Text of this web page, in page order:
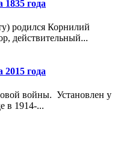
1835 года
родился Корнилий
действительный...
2015 года
войны. Установлен у
в 1914-...